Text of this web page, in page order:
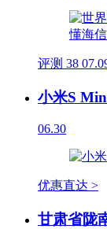
评测 38
小米S
06.30
优惠直达 >
甘肃省陇